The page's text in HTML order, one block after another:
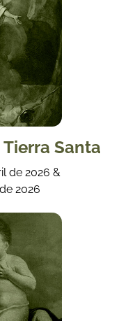
Santa
de 2026 &
2026